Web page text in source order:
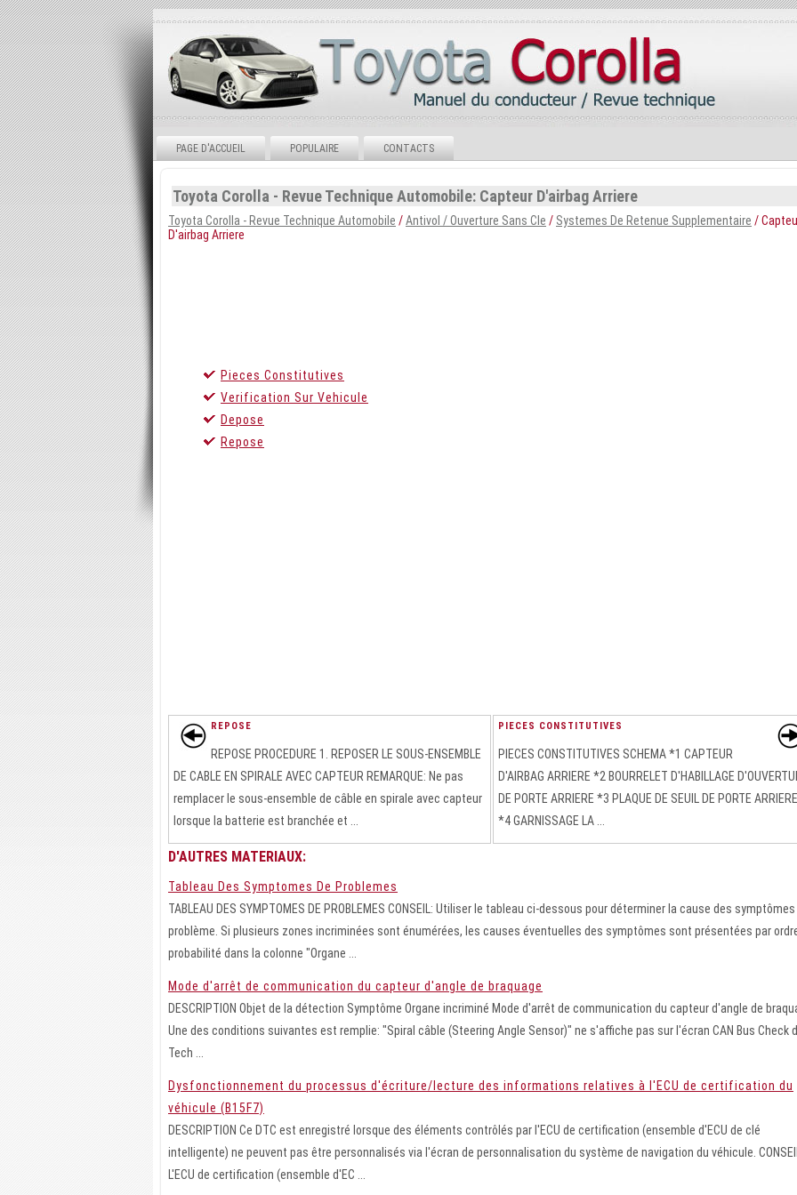
PAGE D'ACCUEIL POPULAIRE CONTACTS
Toyota Corolla - Revue Technique Automobile: Capteur D'airbag Arriere
Toyota Corolla - Revue Technique Automobile /Antivol / Ouverture Sans Cle / Systemes De Retenue Supplementaire /
D'airbag Arriere
Pieces Constitutives
Verification Sur Vehicule
Depose
Repose
REPOSE
REPOSE PROCEDURE 1. REPOSER LE SOUS-ENSEMBLE
DE CABLE EN SPIRALE AVEC CAPTEUR REMARQUE: Ne pas
remplacer le sous-ensemble de câble en spirale avec capteur
lorsque la batterie est branchée et ...
PIECES CONSTITUTIVES
PIECES CONSTITUTIVES SCHEMA *1 CAPTEUR
D'AIRBAG ARRIERE *2 BOURRELET D'HABILLAGE
DE PORTE ARRIERE *3 PLAQUE DE SEUIL DE PORTE ARRIERE
*4 GARNISSAGE LA ...
D'AUTRES MATERIAUX:
Tableau Des Symptomes De Problemes
TABLEAU DES SYMPTOMES DE PROBLEMES CONSEIL: Utiliser le tableau ci-dessous pour déterminer la cause des
problème. Si plusieurs zones incriminées sont énumérées, les causes éventuelles des symptômes sont présentées par
probabilité dans la colonne "Organe ...
Mode d'arrêt de communication du capteur d'angle de braquage
DESCRIPTION Objet de la détection Symptôme Organe incriminé Mode d'arrêt de communication du capteur d'angle de
Une des conditions suivantes est remplie: "Spiral câble (Steering Angle Sensor)" ne s'affiche pas sur l'écran CAN Bus Check
Tech ...
Dysfonctionnement du processus d'écriture/lecture des informations relatives à l'ECU de certification du
véhicule (B15F7)
DESCRIPTION Ce DTC est enregistré lorsque des éléments contrôlés par l'ECU de certification (ensemble d'ECU de clé
intelligente) ne peuvent pas être personnalisés via l'écran de personnalisation du système de navigation du véhicule.
L'ECU de certification (ensemble d'EC ...